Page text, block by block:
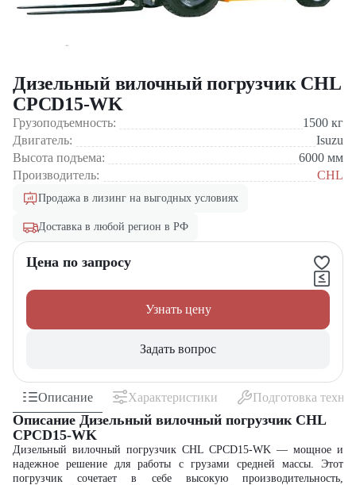
Дизельный вилочный погрузчик CHL
CPCD15-WK
Грузоподъемность: 1500 кг
Двигатель:
Isuzu
Высота подъема:
6000 мм
Производитель:
CHL
Продажа в лизинг на выгодных условиях
Доставка в любой регион в РФ
Цена по запросу
Узнать цену
Задать вопрос
Описание Характеристики Подготовка
Описание Дизельный вилочный погрузчик CHL
CPCD15-WK
Дизельный вилочный погрузчик CHL CPCD15-WK — мощное и
надежное решение для работы с грузами средней массы. Этот
погрузчик сочетает в себе высокую производительность,